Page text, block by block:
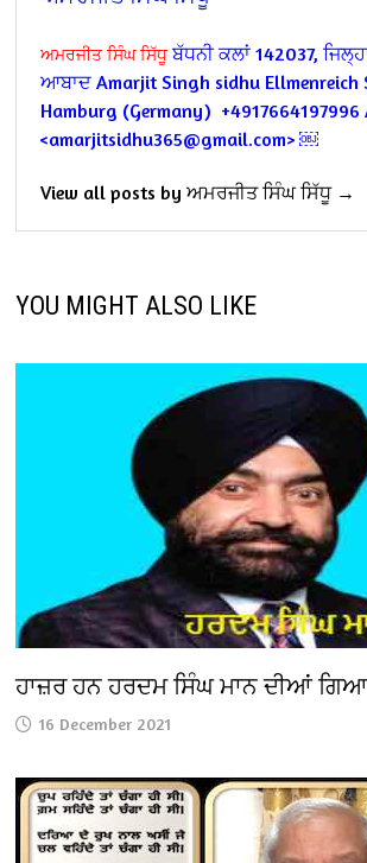
ਅਮਰਜੀਤ ਸਿੰਘ ਸਿੱਧੂ ਬੱਧਨੀ ਕਲਾਂ 142037,
ਆਬਾਦ Amarjit Singh sidhu Ellmenreich
Hamburg (Germany)
<amarjitsidhu365@gmail.com> ￼
View all posts by ਅਮਰਜੀਤ ਸਿੰਘ ਸਿੱਧੂ →
YOU MIGHT ALSO LIKE
ਹਾਜ਼ਰ ਹਨ ਹਰਦਮ ਸਿੰਘ ਮਾਨ ਦੀਆਂ
16 December 2021